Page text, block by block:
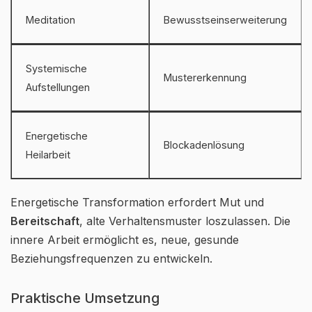
Meditation Bewusstseinserweiterung
Systemische
Aufstellungen
Mustererkennung
Energetische
Heilarbeit
Blockadenlösung
Energetische Transformation erfordert Mut und
Bereitschaft, alte Verhaltensmuster loszulassen. Die
innere Arbeit ermöglicht es, neue, gesunde
Beziehungsfrequenzen zu entwickeln.
Praktische Umsetzung